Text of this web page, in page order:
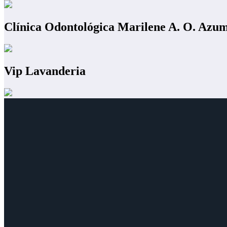
Clínica Odontológica Marilene A. O.
Vip Lavanderia